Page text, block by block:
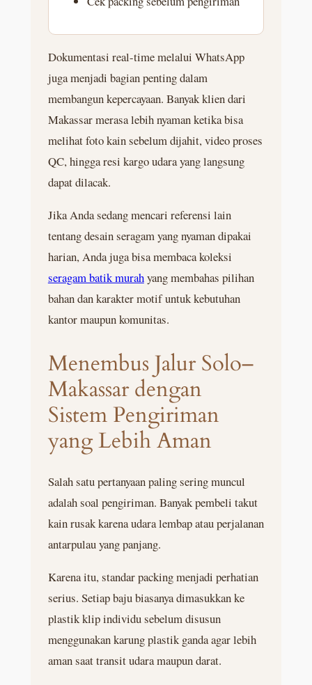
Dokumentasi real-time melalui WhatsApp
juga menjadi bagian penting dalam
membangun kepercayaan. Banyak klien dari
Makassar merasa lebih nyaman ketika bisa
melihat foto kain sebelum dijahit, video proses
QC, hingga resi kargo udara yang langsung
dapat dilacak.
Jika Anda sedang mencari referensi lain
tentang desain seragam yang nyaman dipakai
harian, Anda juga bisa membaca koleksi
seragam batik murahyang membahas pilihan
bahan dan karakter motif untuk kebutuhan
kantor maupun komunitas.
Menembus Jalur Solo–
Makassar dengan
Sistem Pengiriman
yang Lebih Aman
Salah satu pertanyaan paling sering muncul
adalah soal pengiriman. Banyak pembeli takut
kain rusak karena udara lembap atau perjalanan
antarpulau yang panjang.
Karena itu, standar packing menjadi perhatian
serius. Setiap baju biasanya dimasukkan ke
plastik klip individu sebelum disusun
menggunakan karung plastik ganda agar lebih
aman saat transit udara maupun darat.